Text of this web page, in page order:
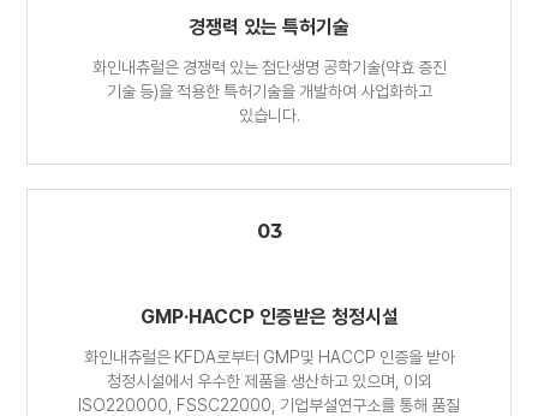
경쟁력 있는 특허기술
화인내츄럴은 경쟁력 있는 첨단생명 공학기술(약효 증진
기술 등)을 적용한 특허기술을 개발하여 사업화하고
있습니다.
03
GMP·HACCP인증받은 청정시설
화인내츄럴은 KFDA로부터 GMP및 HACCP 인증을 받아
청정시설에서 우수한 제품을 생산하고 있으며, 이외
ISO220000, FSSC22000, 기업부설연구소를 통해 품질